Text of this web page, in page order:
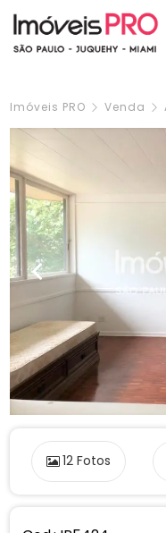
Imóveis PRO Venda
Previous
12 Fotos